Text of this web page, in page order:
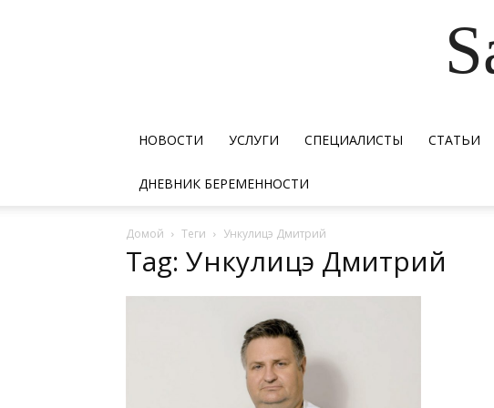
НОВОСТИ УСЛУГИ СПЕЦИАЛИСТЫ СТАТЬИ
ДНЕВНИК БЕРЕМЕННОСТИ
Домой Теги Ункулицэ Дмитрий
Tag: Ункулицэ Дмитрий